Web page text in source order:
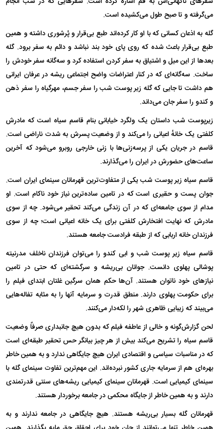
می‌گرفته و تا صبح طول می‌کشیده است.
گله به اذعان کسانی که با او کار کرده‌اند طبع بی‌قرار و پُرشوری داشته و همین
طبع بی‌قرار باعث شده که روی پای خود بند نباشد و دائم به سفر برود. گله
بعد‌ها از این میل و اشتیاق به سفر کردن استفاده کرد و سه‌گانه سفر خودش را
ساخت. سه‌گانه‌ای که در کنار اعتراضات واضح اجتماعی ریشه در عرفان ایرانی
هم داشت تا جایی که گله زیر پوست شب را سفر جسم، مهرگیاه را سفر ذهن
و کندو را سفر جان می‌داند.
زیرپوست شب داستان یک ولگرد خیابانی بنام قاسم سیاه است که مادرش
کلفتی یک خانهٔ اعیانی را می‌کند و از وضعیت پسرش به شدت ناراضی است.
قاسم در جریان یکی از پرسه‌زنی‌ها با زنی خارجی روبرو می‌شود که آخرین
ساعت‌های حضورش در ایران را می‌گذارند.
قاسم سیاه زیر پوست شب یکی از متفاوت‌ترین قهرمانان سینمای ایران است.
جوان پست و حقیری است که در تامین ساده‌ترین نیاز خود ناکام است. او
مدام از سوی جامعه‌ای که در آن زندگی می‌کند تحقیر می‌شود. چه از سوی
مادرش که نهایت افتخارش کلفتی برای یک خانه اعیانی است؛ چه از سوی
فرزندان خانه اربابی که از طبقه فرادست جامعه هستند.
قاسم سیاه زیر پوست شب و ابی کندو را می‌توان فرزندان ناخلف مدرنیته
پوشالی پهلوی دانست. جوانان بی‌ریشه و سرگشته‌ای که حتی در تامین
نیاز‌های خود ناتوان هستند. آن‌ها حکم همان سرگین غلتان ابتدای فیلم را
برای حکومت پهلوی دارند. منطق قدرت و سرمایه آنها را به مثابه تفاله‌هایی
می‌بیند که زیبایی ظاهری شهر را لکه‌دار می‌کنند.
لحن گزارش‌گونه و خالی از عاطفه فیلم که بدون هیچ جانبداری صرفاً وضعیت
قاسم سیاه را تشریح می‌کند بیش از هر چیز بیانگر حس تحقیر طبقه‌ای است
که در مناسبات سیاسی و اقتصادی ایران هیچ جایگاهی ندارد و به همین خاطر
بهره‌ای هم از سرمایه جاری کشور نبرده‌اند. این مهم‌ترین تفاوت سینمای گله با
سینمای کیمیایی است. قهرمانان سینمای کیمیایی ریشه‌های سنتی قدرتمندی
دارند و به همین خاطر از جایگاه محکمی در جامعه برخوردار هستند.
قهرمانان گله بسیار بی‌ریشه هستند. هیچ جایگاهی در جامعه ندارند و به